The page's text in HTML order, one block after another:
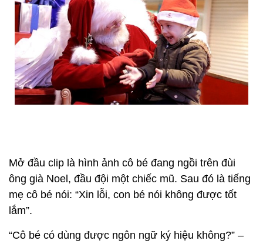
Mở đầu clip là hình ảnh cô bé đang ngồi trên đùi
ông già Noel, đầu đội một chiếc mũ. Sau đó là tiếng
mẹ cô bé nói: “Xin lỗi, con bé nói không được tốt
lắm”.
“Cô bé có dùng được ngôn ngữ ký hiệu không?” –